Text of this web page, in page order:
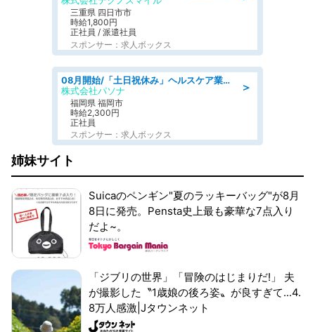
三重県 四日市市
時給1,800円
正社員 / 派遣社員
スポンサー：求人ボックス
＞
08月開始/「土日祝休み」ヘルスケア業界の産業保健師/高時給/未経験OK/要資格:保健師、正看護師
株式会社パソナ
福岡県 福岡市
時給2,300円
正社員
スポンサー：求人ボックス
姉妹サイト
Suicaのペンギン"夏のラッキーバッグ"が8月
8日に発売。Pensta史上最も豪華な7点入り
だよ~。
「ジブリの世界」「冒険のはじまりだ!」 夫
が撮影した〝1歳娘の後ろ姿〟が良すぎて...4.
8万人感激|Jタウンネット